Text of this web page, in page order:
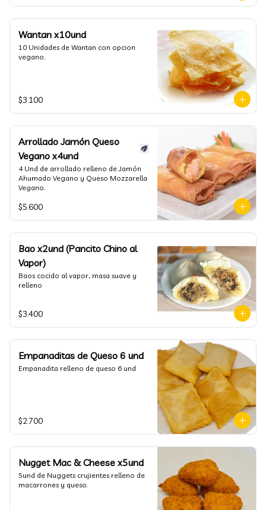
Wantan x10und
10 Unidades de Wantan con opcion
vegano.
$3.100
Arrollado Jamón Queso
Vegano x4und
4 Und de arrollado relleno de Jamón
Ahumado Vegano y Queso Mozzarella
Vegano.
$5.600
Bao x2und (Pancito Chino al
Vapor)
Baos cocido al vapor, masa suave y
relleno
$3.400
Empanaditas de Queso 6 und
Empanadita relleno de queso 6 und
$2.700
Nugget Mac & Cheese x5und
5und de Nuggets crujientes relleno de
macarrones y queso.